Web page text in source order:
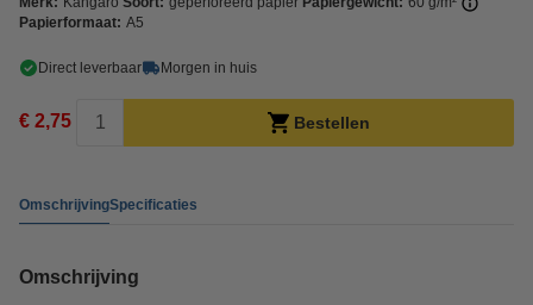
Papierformaat: A5
Direct leverbaar Morgen in huis
€ 2,75 Bestellen
OmschrijvingSpecificaties
Omschrijving